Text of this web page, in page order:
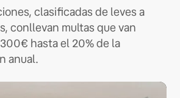
clasificadas de leves a
conllevan multas que van
hasta el 20% de la
anual.